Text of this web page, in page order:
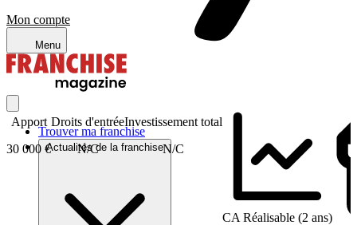
Mon compte
Menu
Trouver ma franchise
Actualités de la franchise
Apport
30 000 €
Droits d'entrée
N/C
Investissement total
N/C
CA Réalisable (2 ans)